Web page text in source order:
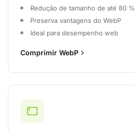
Redução de tamanho de até 80 %
Preserva vantagens do WebP
Ideal para desempenho web
Comprimir WebP